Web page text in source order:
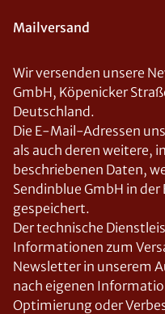
Mailversand
Wir versenden unsere
GmbH, Köpenicker
Deutschland.
Die E-Mail-Adressen
als auch deren weitere,
beschriebenen Daten,
Sendinblue GmbH in
gespeichert.
Der technische
Informationen zum
Newsletter in unserem
nach eigenen
Optimierung oder